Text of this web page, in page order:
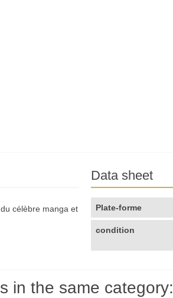
célèbre manga et
Data sheet
Plate-forme
condition
in the same category: